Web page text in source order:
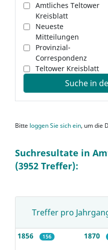
Amtliches Teltower
Kreisblatt
Neueste
Mitteilungen
Provinzial-
Correspondenz
Teltower Kreisblatt
Suche in
Bitte loggen Sie sich ein, um die
Suchresultate in
(3952 Treffer):
Treffer pro
1856 156 1870